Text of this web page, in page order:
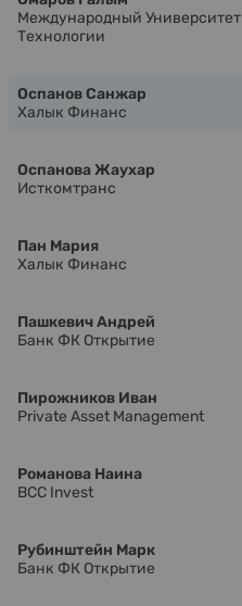
Международный
Технологии
Оспанов Санжар
Халык Финанс
Оспанова Жаухар
Исткомтранс
Пан Мария
Халык Финанс
Пашкевич Андрей
Банк ФК Открытие
Пирожников Иван
Private Asset Management
Романова Наина
BCC Invest
Рубинштейн Марк
Банк ФК Открытие